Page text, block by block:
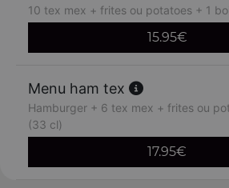
10 tex mex + frites ou potatoes + 1
15.95€
Menu ham tex
Hamburger + 6 tex mex + frites ou
(33 cl)
17.95€